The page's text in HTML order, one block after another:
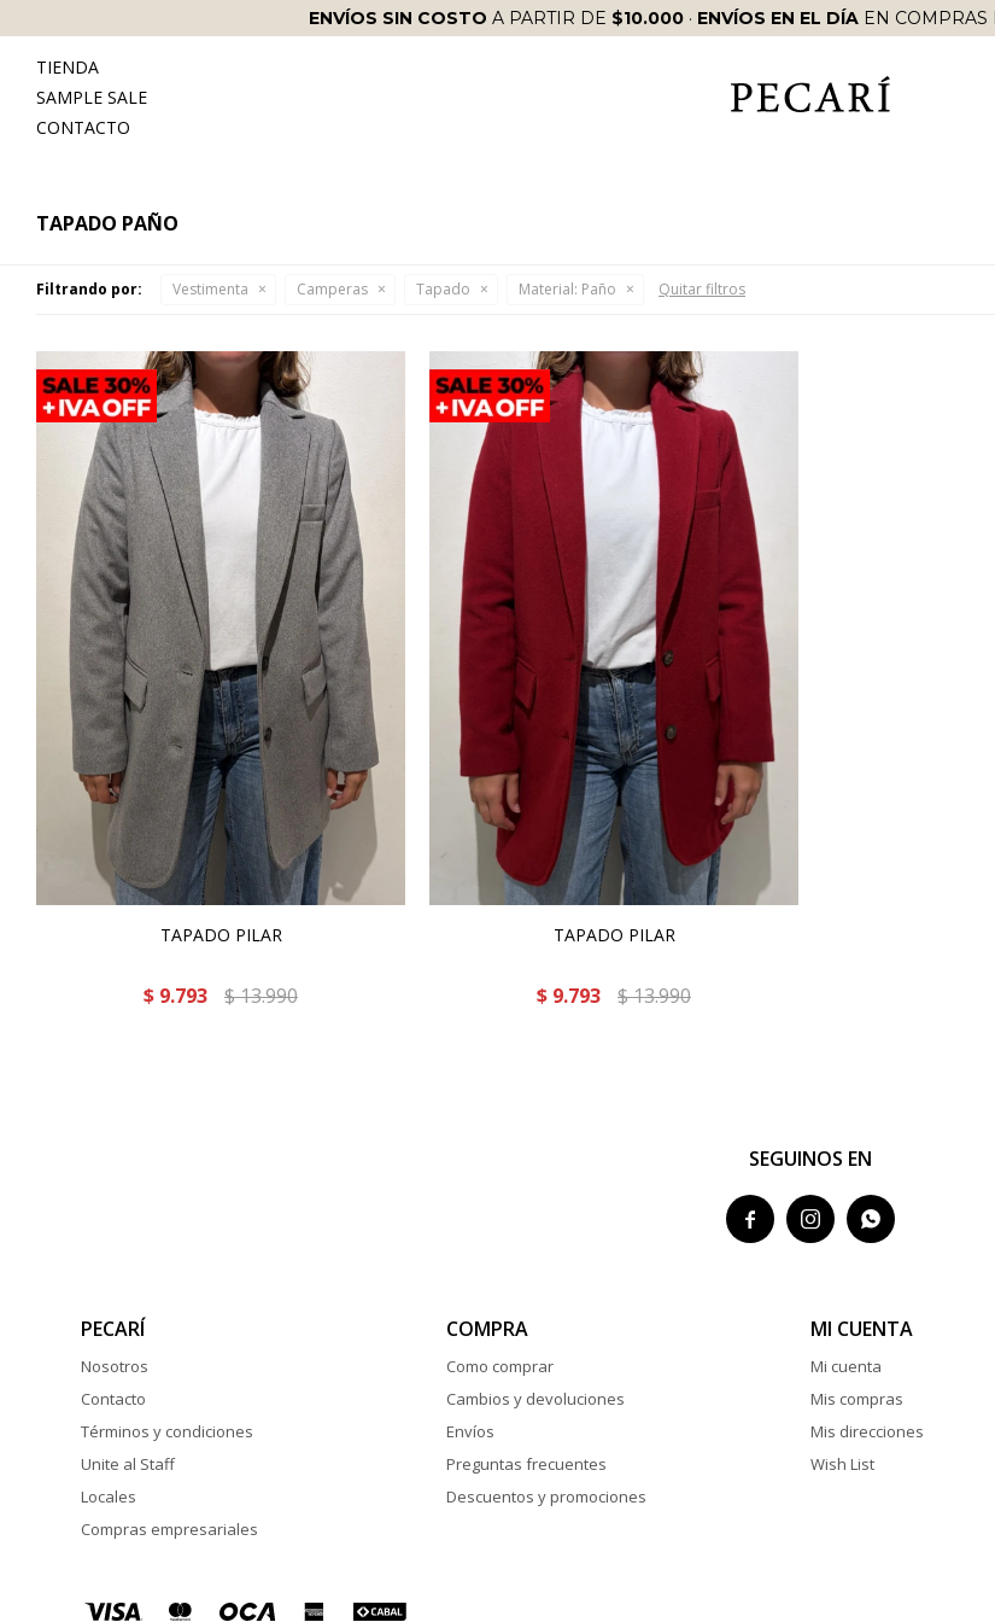
ENVÍOS SIN COSTO A PARTIR DE $10.000· ENVÍOS EN EL DÍAEN COMPRAS
TIENDA
SAMPLE SALE
CONTACTO
TAPADO PAÑO
Filtrando por: Vestimenta Camperas Tapado Material: Paño Quitar filtros
TAPADO PILAR
$ 9.793 $13.990
TAPADO PILAR
$ 9.793 $13.990
SEGUINOS EN
  
PECARÍ
Nosotros
Contacto
Términos y condiciones
Unite al Staff
Locales
Compras empresariales
COMPRA
Como comprar
Cambios y devoluciones
Envíos
Preguntas frecuentes
Descuentos y promociones
MI CUENTA
Mi cuenta
Mis compras
Mis direcciones
Wish List